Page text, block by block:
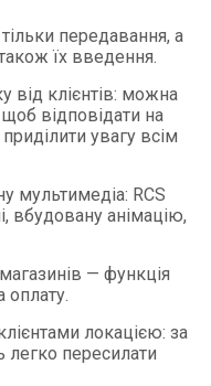
передавання, а
їх введення.
від клієнтів: можна
відповідати на
увагу всім
мультимедіа: RCS
вбудовану анімацію,
— функція
оплату.
локацією: за
пересилати